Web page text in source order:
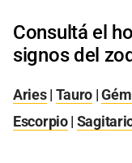
Consultá el
signos del
Aries| Tauro |
Escorpio|